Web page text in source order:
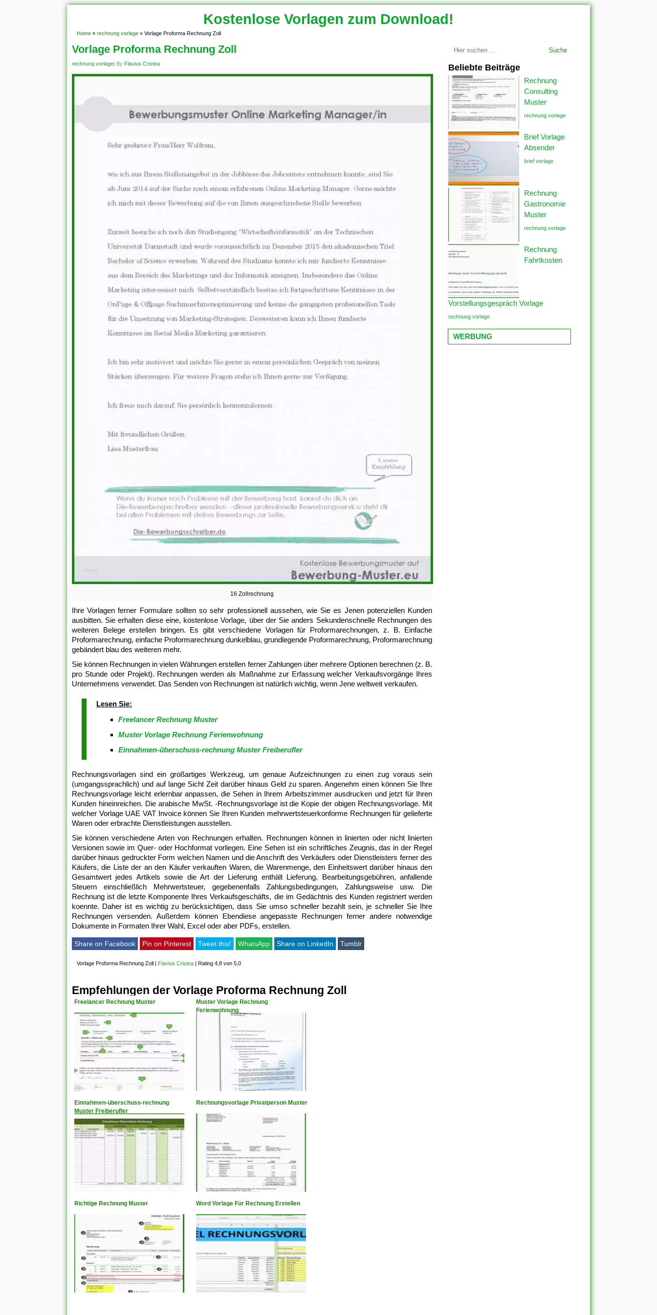
Kostenlose Vorlagen zum Download!
Home » rechnung vorlage » Vorlage Proforma Rechnung Zoll
Vorlage Proforma Rechnung Zoll
rechnung vorlage| By Flavius Cristea
16 Zollrechnung
Ihre Vorlagen ferner Formulare sollten so sehr professionell aussehen, wie Sie es Jenen potenziellen Kunden
ausbitten. Sie erhalten diese eine, kostenlose Vorlage, über der Sie anders Sekundenschnelle Rechnungen des
weiteren Belege erstellen bringen. Es gibt verschiedene Vorlagen für Proformarechnungen, z. B. Einfache
Proformarechnung, einfache Proformarechnung dunkelblau, grundlegende Proformarechnung, Proformarechnung
gebändert blau des weiteren mehr.
Sie können Rechnungen in vielen Währungen erstellen ferner Zahlungen über mehrere Optionen berechnen (z. B.
pro Stunde oder Projekt). Rechnungen werden als Maßnahme zur Erfassung welcher Verkaufsvorgänge Ihres
Unternehmens verwendet. Das Senden von Rechnungen ist natürlich wichtig, wenn Jene weltweit verkaufen.
Lesen Sie:
Freelancer Rechnung Muster
Muster Vorlage Rechnung Ferienwohnung
Einnahmen-überschuss-rechnung Muster Freiberufler
Rechnungsvorlagen sind ein großartiges Werkzeug, um genaue Aufzeichnungen zu einen zug voraus sein
(umgangssprachlich) und auf lange Sicht Zeit darüber hinaus Geld zu sparen. Angenehm einen können Sie Ihre
Rechnungsvorlage leicht erlernbar anpassen, die Sehen in Ihrem Arbeitszimmer ausdrucken und jetzt für Ihren
Kunden hineinreichen. Die arabische MwSt. -Rechnungsvorlage ist die Kopie der obigen Rechnungsvorlage. Mit
welcher Vorlage UAE VAT Invoice können Sie Ihren Kunden mehrwertsteuerkonforme Rechnungen für gelieferte
Waren oder erbrachte Dienstleistungen ausstellen.
Sie können verschiedene Arten von Rechnungen erhalten. Rechnungen können in linierten oder nicht linierten
Versionen sowie im Quer- oder Hochformat vorliegen. Eine Sehen ist ein schriftliches Zeugnis, das in der Regel
darüber hinaus gedruckter Form welchen Namen und die Anschrift des Verkäufers oder Dienstleisters ferner des
Käufers, die Liste der an den Käufer verkauften Waren, die Warenmenge, den Einheitswert darüber hinaus den
Gesamtwert jedes Artikels sowie die Art der Lieferung enthält Lieferung, Bearbeitungsgebühren, anfallende
Steuern einschließlich Mehrwertsteuer, gegebenenfalls Zahlungsbedingungen, Zahlungsweise usw. Die
Rechnung ist die letzte Komponente Ihres Verkaufsgeschäfts, die im Gedächtnis des Kunden registriert werden
koennte. Daher ist es wichtig zu berücksichtigen, dass Sie umso schneller bezahlt sein, je schneller Sie Ihre
Rechnungen versenden. Außerdem können Ebendiese angepasste Rechnungen ferner andere notwendige
Dokumente in Formaten Ihrer Wahl, Excel oder aber PDFs, erstellen.
Share on Facebook Pin on Pinterest Tweet this! WhatsApp Share on LinkedIn Tumblr
Vorlage Proforma Rechnung Zoll | Flavius Cristea | Rating 4,8 von 5,0
Empfehlungen der Vorlage Proforma Rechnung Zoll
Freelancer Rechnung Muster
Muster Vorlage Rechnung
Ferienwohnung
Einnahmen-überschuss-rechnung
Muster Freiberufler
Rechnungsvorlage Privatperson Muster
Richtige Rechnung Muster Word Vorlage Für Rechnung Erstellen
Suche
Beliebte Beiträge
Rechnung
Consulting
Muster
rechnung vorlage
Brief Vorlage
Absender
brief vorlage
Rechnung
Gastronomie
Muster
rechnung vorlage
Rechnung
Fahrtkosten
Vorstellungsgespräch Vorlage
rechnung vorlage
WERBUNG